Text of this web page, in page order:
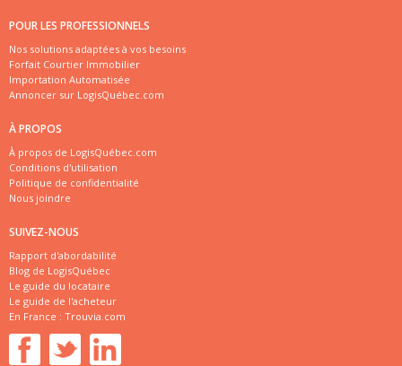
POUR LES PROFESSIONNELS
Nos solutions adaptées à vos besoins
Forfait Courtier Immobilier
Importation Automatisée
Annoncer sur LogisQuébec.com
À PROPOS
À propos de LogisQuébec.com
Conditions d'utilisation
Politique de confidentialité
Nous joindre
SUIVEZ-NOUS
Rapport d'abordabilité
Blog de LogisQuébec
Le guide du locataire
Le guide de l'acheteur
En France : Trouvia.com